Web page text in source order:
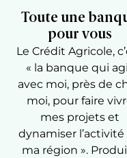
Toute une
pour vous
Le Crédit Agricole,
« la banque qui
avec moi, près de
moi, pour faire
mes projets et
dynamiser l’activité
ma région ».